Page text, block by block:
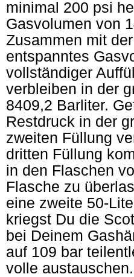
minimal 200 psi
Gasvolumen von
Zusammen mit
entspanntes
vollständiger
verbleiben in der
8409,2 Barliter.
Restdruck in der
zweiten Füllung
dritten Füllung
in den Flaschen
Flasche zu
eine zweite 50-
kriegst Du die
bei Deinem
auf 109 bar
volle austauschen.